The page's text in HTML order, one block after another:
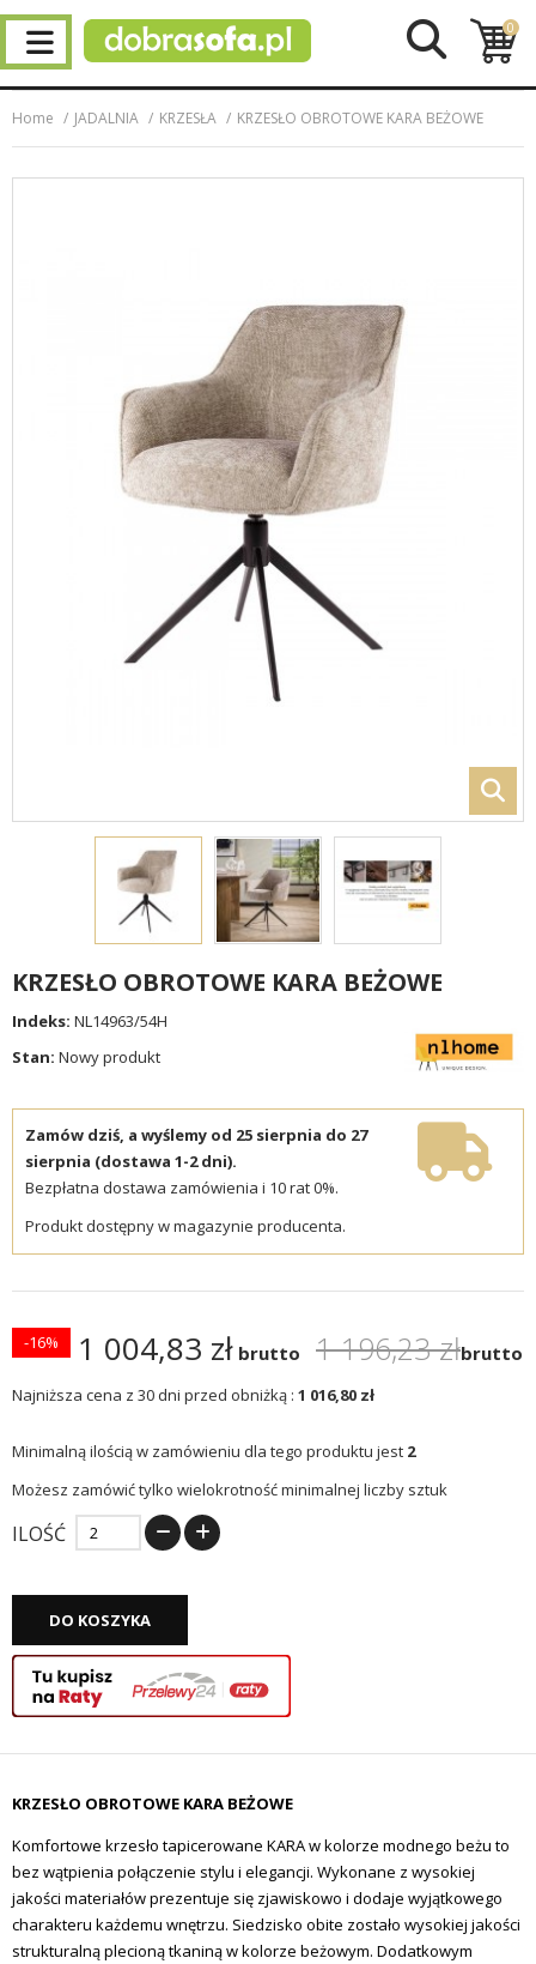
0
Home JADALNIA KRZESŁA KRZESŁO OBROTOWE KARA BEŻOWE
KRZESŁO OBROTOWE KARA BEŻOWE
Indeks: NL14963/54H
Stan: Nowy produkt
Zamów dziś, a wyślemy od 25 sierpnia do 27
sierpnia (dostawa 1-2 dni).
Bezpłatna dostawa zamówienia i 10 rat 0%.
Produkt dostępny w magazynie producenta.
1 004,83 zł brutto 1 196,23 złbrutto
-16%
Najniższa cena z 30 dni przed obniżką : 1 016,80 zł
Minimalną ilością w zamówieniu dla tego produktu jest 2
Możesz zamówić tylko wielokrotność minimalnej liczby sztuk
ILOŚĆ
DO KOSZYKA
KRZESŁO OBROTOWE KARA BEŻOWE
Komfortowe krzesło tapicerowane KARA w kolorze modnego beżu to
bez wątpienia połączenie stylu i elegancji. Wykonane z wysokiej
jakości materiałów prezentuje się zjawiskowo i dodaje wyjątkowego
charakteru każdemu wnętrzu. Siedzisko obite zostało wysokiej jakości
strukturalną plecioną tkaniną w kolorze beżowym. Dodatkowym